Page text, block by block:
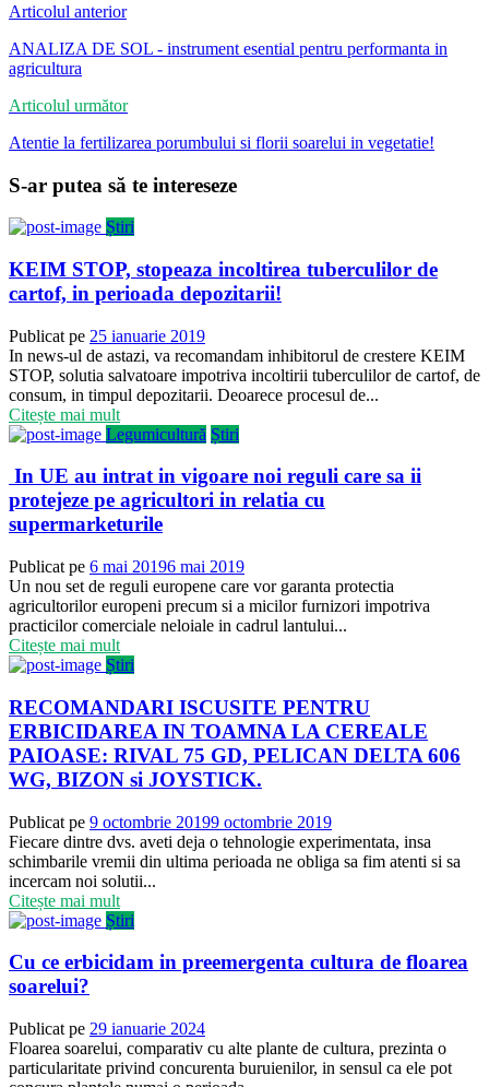
Articolul anterior
ANALIZA DE SOL - instrument esential pentru performanta in
agricultura
Articolul următor
Atentie la fertilizarea porumbului si florii soarelui in vegetatie!
S-ar putea să te intereseze
Știri
KEIM STOP, stopeaza incoltirea tuberculilor de
cartof, in perioada depozitarii!
Publicat pe 25 ianuarie 2019
In news-ul de astazi, va recomandam inhibitorul de crestere KEIM
STOP, solutia salvatoare impotriva incoltirii tuberculilor de cartof, de
consum, in timpul depozitarii. Deoarece procesul de...
Citește mai mult
Legumicultură Știri
In UE au intrat in vigoare noi reguli care sa ii
protejeze pe agricultori in relatia cu
supermarketurile
Publicat pe 6 mai 20196 mai 2019
Un nou set de reguli europene care vor garanta protectia
agricultorilor europeni precum si a micilor furnizori impotriva
practicilor comerciale neloiale in cadrul lantului...
Citește mai mult
Știri
RECOMANDARI ISCUSITE PENTRU
ERBICIDAREA IN TOAMNA LA CEREALE
PAIOASE: RIVAL 75 GD, PELICAN DELTA 606
WG, BIZON si JOYSTICK.
Publicat pe 9 octombrie 20199 octombrie 2019
Fiecare dintre dvs. aveti deja o tehnologie experimentata, insa
schimbarile vremii din ultima perioada ne obliga sa fim atenti si sa
incercam noi solutii...
Citește mai mult
Știri
Cu ce erbicidam in preemergenta cultura de floarea
soarelui?
Publicat pe 29 ianuarie 2024
Floarea soarelui, comparativ cu alte plante de cultura, prezinta o
particularitate privind concurenta buruienilor, in sensul ca ele pot